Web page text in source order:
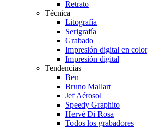
Retrato
Técnica
Litografía
Serigrafía
Grabado
Impresión digital en color
Impresión digital
Tendencias
Ben
Bruno Mallart
Jef Aérosol
Speedy Graphito
Hervé Di Rosa
Todos los grabadores